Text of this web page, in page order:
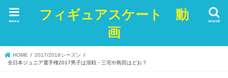
フィギュアスケート 動
画
search
menu
HOME
2017/2018シーズン
全日本ジュニア選手権2017男子は混戦・三宅や島田はどお？